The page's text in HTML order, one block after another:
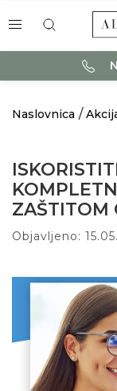
Naslovnica
ZAŠTITOM
Objavljeno: